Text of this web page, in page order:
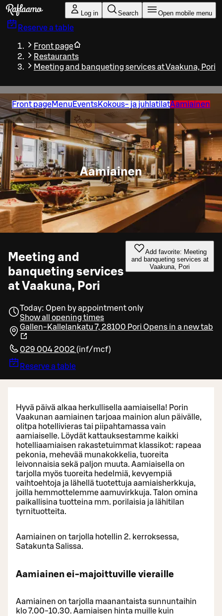
Skip to main content
Log in Search Open mobile menu
Reserve a table
Front page
Restaurants
Meeting and banqueting services at Vaakuna, Pori
Front pageMenu EventsKokous- ja juhlatilatAamiainen
Aamiainen
Meeting and
banqueting services
at Vaakuna, Pori
Add favorite: Meeting
and banqueting services at
Vaakuna, Pori
Today: Open by appointment only
Show all opening times
Gallen-Kallelankatu 7, 28100 Pori Opens in a new tab
029 004 2002 (inf/mcf)
Reserve a table
Hyvä päivä alkaa herkullisella aamiaisella! Porin
Vaakunan aamiainen tarjoaa mainion alun päivälle,
olitpa hotellivieras tai piipahtamassa vain
aamiaiselle. Löydät kattauksestamme kaikki
hotelliaamiaisen rakastetuimmat klassikot: rapeaa
pekonia, mehevää munakokkelia, tuoreita
leivonnaisia sekä paljon muuta. Aamiaisella on
tarjolla myös tuoreita hedelmiä, kevyempiä
vaihtoehtoja ja lähellä tuotettuja aamiaisherkkuja,
joilla hemmottelemme aamuvirkkuja. Talon omina
paikallisina tuotteina mm. porilaisia ja lähitilan
tyrnituotteita.
Aamiainen on tarjolla hotellin 2. kerroksessa,
Satakunta Salissa.
Aamiainen ei-majoittuville vieraille
Aamiainen on tarjolla maanantaista sunnuntaihin
klo 7.00-10.30. Aamiaisen hinta muille kuin